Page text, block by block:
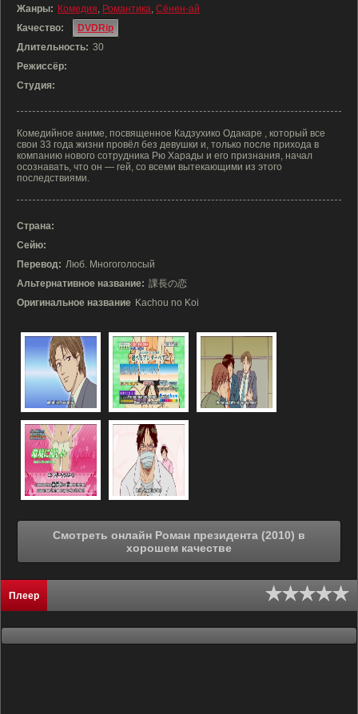
Жанры: Комедия, Романтика, Сёнен-ай
Качество:
DVDRip
Длительность: 30
Режиссёр:
Студия:
Комедийное аниме, посвященное Кадзухико Одакаре , который все
свои 33 года жизни провёл без девушки и, только после прихода в
компанию нового сотрудника Рю Харады и его признания, начал
осознавать, что он — гей, со всеми вытекающими из этого
последствиями.
Страна:
Сейю:
Перевод: Люб. Многоголосый
Альтернативное название: 課長の恋
Оригинальное название Kachou no Koi
Смотреть онлайн Роман президента (2010) в
хорошем качестве
Плеер